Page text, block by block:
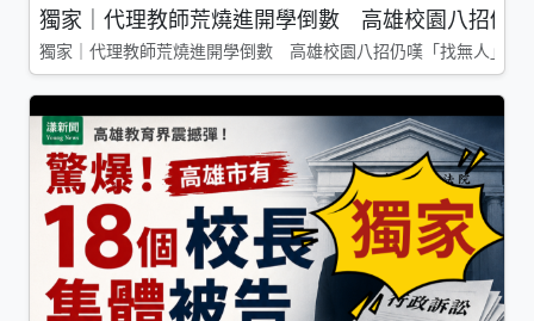
獨家｜代理教師荒燒進開學倒數 高雄校園八招仍
獨家｜代理教師荒燒進開學倒數 高雄校園八招仍嘆「找無人」